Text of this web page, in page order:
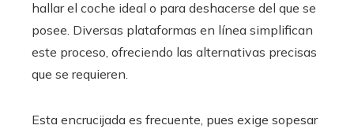
hallar el coche ideal o para deshacerse del que se
posee. Diversas plataformas en línea simplifican
este proceso, ofreciendo las alternativas precisas
que se requieren.
Esta encrucijada es frecuente, pues exige sopesar